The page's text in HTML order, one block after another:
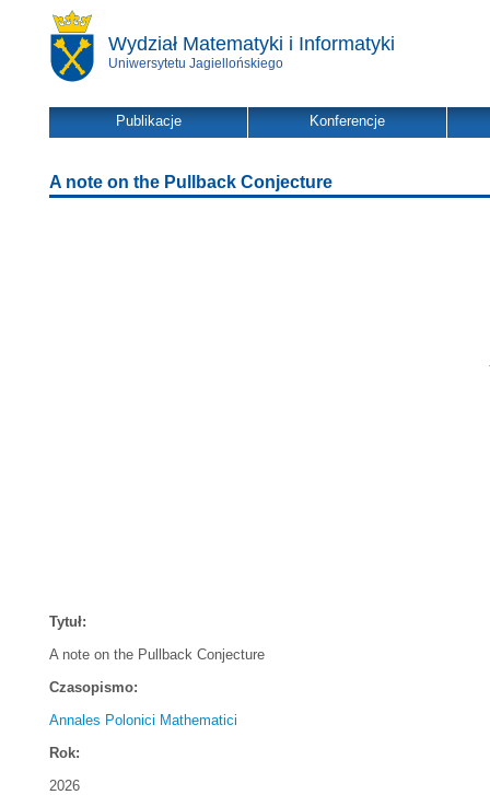
Wydział Matematyki i Informatyki
Uniwersytetu Jagiellońskiego
Publikacje Konferencje
A note on the Pullback Conjecture
Tytuł:
A note on the Pullback Conjecture
Czasopismo:
Annales Polonici Mathematici
Rok:
2026